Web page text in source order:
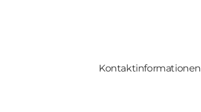
Kontaktinformationen